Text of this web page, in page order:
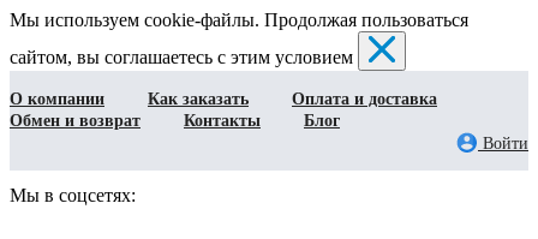
Мы используем cookie-файлы. Продолжая пользоваться
сайтом, вы соглашаетесь с этим условием
О компании Как заказать
Оплата и доставка
Обмен и возврат
Контакты
Блог
Войти
Мы в соцсетях: